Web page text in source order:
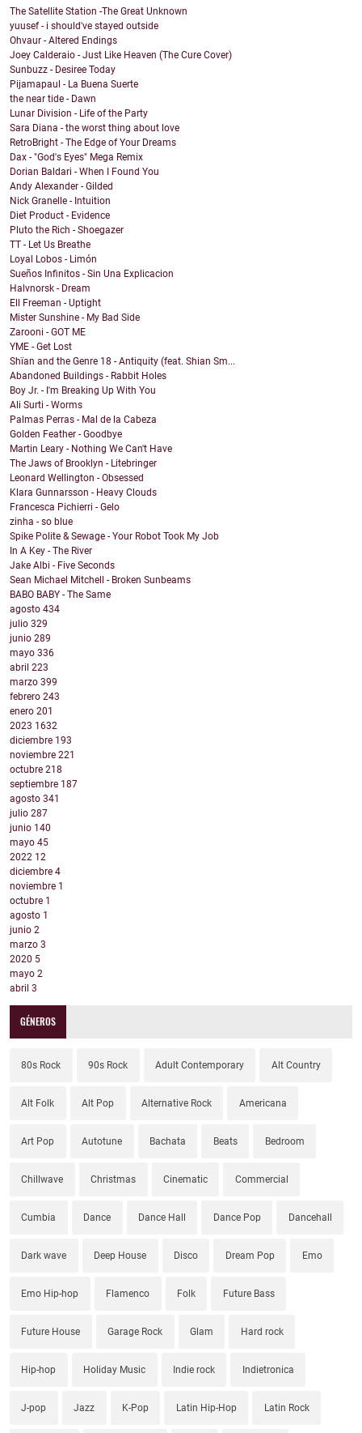
The Satellite Station -The Great Unknown
yuusef - i should've stayed outside
Ohvaur - Altered Endings
Joey Calderaio - Just Like Heaven (The Cure Cover)
Sunbuzz - Desiree Today
Pijamapaul - La Buena Suerte
the near tide - Dawn
Lunar Division - Life of the Party
Sara Diana - the worst thing about love
RetroBright - The Edge of Your Dreams
Dax - "God's Eyes" Mega Remix
Dorian Baldari - When I Found You
Andy Alexander - Gilded
Nick Granelle - Intuition
Diet Product - Evidence
Pluto the Rich - Shoegazer
TT - Let Us Breathe
Loyal Lobos - Limón
Sueños Infinitos - Sin Una Explicacion
Halvnorsk - Dream
Ell Freeman - Uptight
Mister Sunshine - My Bad Side
Zarooni - GOT ME
YME - Get Lost
Shïan and the Genre 18 - Antiquity (feat. Shian Sm...
Abandoned Buildings - Rabbit Holes
Boy Jr. - I'm Breaking Up With You
Ali Surti - Worms
Palmas Perras - Mal de la Cabeza
Golden Feather - Goodbye
Martin Leary - Nothing We Can't Have
The Jaws of Brooklyn - Litebringer
Leonard Wellington - Obsessed
Klara Gunnarsson - Heavy Clouds
Francesca Pichierri - Gelo
zinha - so blue
Spike Polite & Sewage - Your Robot Took My Job
In A Key - The River
Jake Albi - Five Seconds
Sean Michael Mitchell - Broken Sunbeams
BABO BABY - The Same
agosto 434
julio 329
junio 289
mayo 336
abril 223
marzo 399
febrero 243
enero 201
2023 1632
diciembre 193
noviembre 221
octubre 218
septiembre 187
agosto 341
julio 287
junio 140
mayo 45
2022 12
diciembre 4
noviembre 1
octubre 1
agosto 1
junio 2
marzo 3
2020 5
mayo 2
abril 3
GÉNEROS
80s Rock 90s Rock Adult Contemporary Alt Country
Alt Folk Alt Pop Alternative Rock Americana
Art Pop Autotune Bachata Beats Bedroom
Chillwave Christmas Cinematic Commercial
Cumbia Dance Dance Hall Dance Pop Dancehall
Dark wave Deep House Disco Dream Pop Emo
Emo Hip-hop Flamenco Folk Future Bass
Future House Garage Rock Glam Hard rock
Hip-hop Holiday Music Indie rock Indietronica
J-pop Jazz K-Pop Latin Hip-Hop Latin Rock